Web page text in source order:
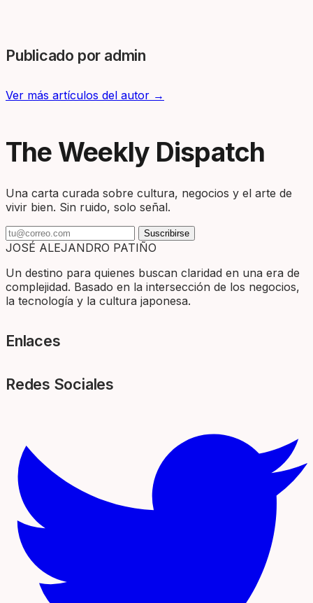
Publicado por admin
Ver más artículos del autor →
The Weekly Dispatch
Una carta curada sobre cultura, negocios y el arte de
vivir bien. Sin ruido, solo señal.
Suscribirse
JOSÉ ALEJANDRO PATIÑO
Un destino para quienes buscan claridad en una era de
complejidad. Basado en la intersección de los negocios,
la tecnología y la cultura japonesa.
Enlaces
Redes Sociales